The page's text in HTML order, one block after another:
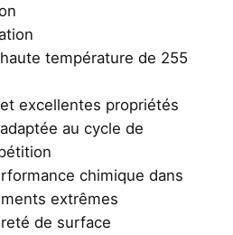
température de 255
excellentes propriétés
au cycle de
chimique dans
extrêmes
de surface